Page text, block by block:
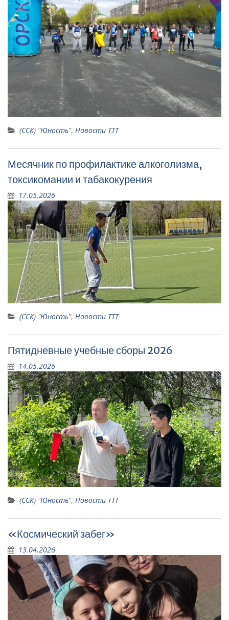
(ССК) "Юность", Новости ТТТ
Месячник по профилактике алкоголизма,
токсикомании и табакокурения
17.05.2026
(ССК) "Юность", Новости ТТТ
Пятидневные учебные сборы 2026
14.05.2026
(ССК) "Юность", Новости ТТТ
«Космический забег»
13.04.2026